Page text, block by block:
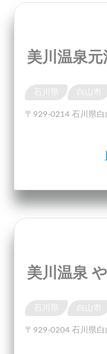
美川温泉
石川県
〒929-0214 石川県白
美川温泉
石川県
〒929-0204 石川県白